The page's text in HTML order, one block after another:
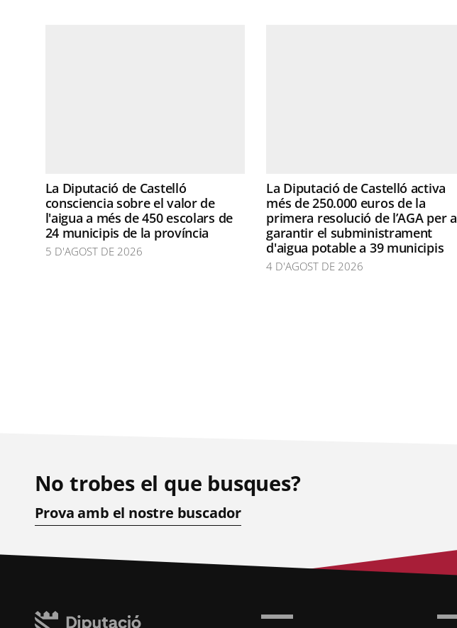
La Diputació de Castelló
consciencia sobre el valor de
l'aigua a més de 450 escolars de
24 municipis de la província
5 D'AGOST DE 2026
La Diputació de Castelló activa
més de 250.000 euros de la
primera resolució de l’AGA per a
garantir el subministrament
d'aigua potable a 39 municipis
4 D'AGOST DE 2026
No trobes el que busques?
Prova amb el nostre buscador